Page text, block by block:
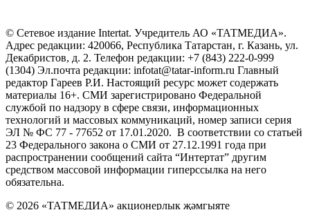
© Сетевое издание Intertat. Учредитель АО «ТАТМЕДИА».
Адрес редакции: 420066, Республика Татарстан, г. Казань, ул.
Декабристов, д. 2. Телефон редакции: +7 (843) 222-0-999
(1304) Эл.почта редакции: infotat@tatar-inform.ru Главный
редактор Гареев Р.И. Настоящий ресурс может содержать
материалы 16+. СМИ зарегистрировано Федеральной
службой по надзору в сфере связи, информационных
технологий и массовых коммуникаций, номер записи серия
ЭЛ № ФС 77 - 77652 от 17.01.2020. В соответствии со статьей
23 Федерального закона о СМИ от 27.12.1991 года при
распространении сообщений сайта “Интертат” другим
средством массовой информации гиперссылка на него
обязательна.
© 2026 «ТАТМЕДИА» акционерлык җәмгыяте